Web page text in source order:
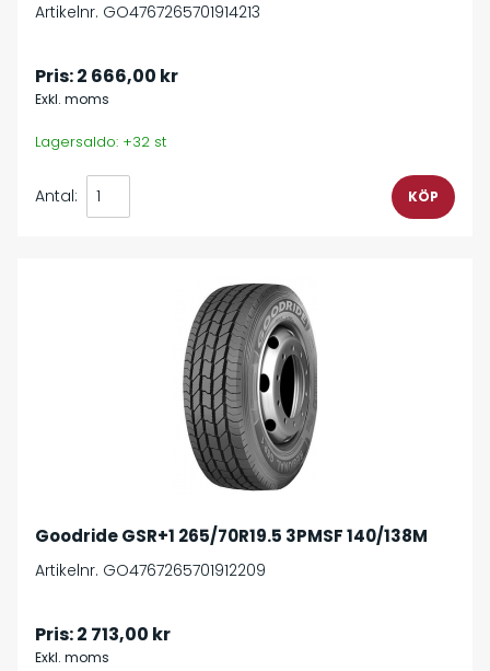
Artikelnr. GO4767265701914213
Pris:2 666,00 kr
Exkl. moms
Lagersaldo: +32 st
Antal:
Goodride GSR+1 265/70R19.5 3PMSF 140/138M
Artikelnr. GO4767265701912209
Pris:2 713,00 kr
Exkl. moms